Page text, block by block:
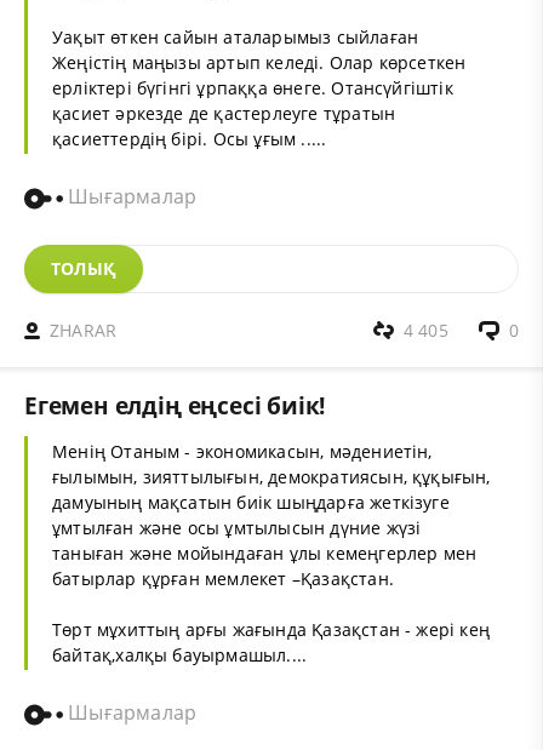
Уақыт өткен сайын аталарымыз сыйлаған
Жеңістің маңызы артып келеді. Олар көрсеткен
ерліктері бүгінгі ұрпаққа өнеге. Отансүйгіштік
қасиет әркезде де қастерлеуге тұратын
қасиеттердің бірі. Осы ұғым .....
Шығармалар
ТОЛЫҚ
ZHARAR 0
4 405
Егемен елдің еңсесі биік!
Менің Отаным - экономикасын, мәдениетін,
ғылымын, зияттылығын, демократиясын, құқығын,
дамуының мақсатын биік шыңдарға жеткізуге
ұмтылған және осы ұмтылысын дүние жүзі
таныған және мойындаған ұлы кемеңгерлер мен
батырлар құрған мемлекет –Қазақстан.
Төрт мұхиттың арғы жағында Қазақстан - жері кең
байтақ,халқы бауырмашыл....
Шығармалар